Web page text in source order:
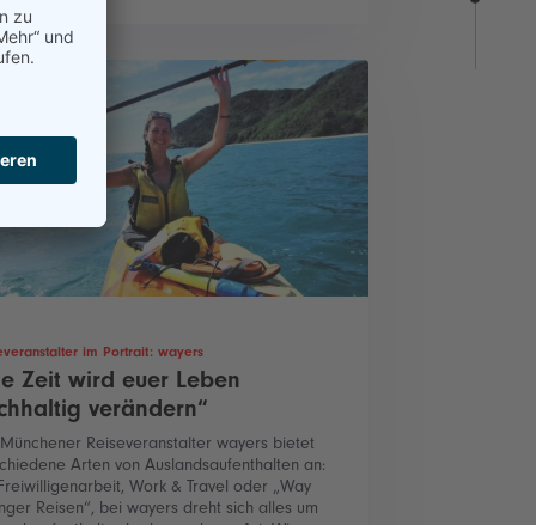
im Portrait: wayers
Zeit wird euer Leben
verändern“
Reiseveranstalter wayers bietet
Arten von Auslandsaufenthalten an:
Work & Travel oder „Way
Reisen“, bei wayers dreht sich alles um